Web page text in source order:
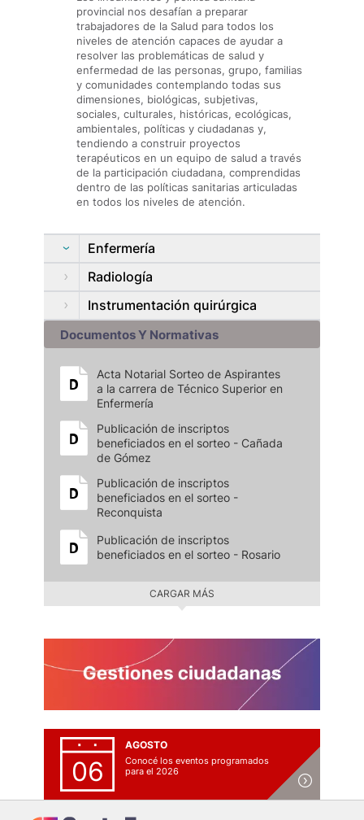
provincial nos desafían a preparar
trabajadores de la Salud para todos los
niveles de atención capaces de ayudar a
resolver las problemáticas de salud y
enfermedad de las personas, grupo, familias
y comunidades contemplando todas sus
dimensiones, biológicas, subjetivas,
sociales, culturales, históricas, ecológicas,
ambientales, políticas y ciudadanas y,
tendiendo a construir proyectos
terapéuticos en un equipo de salud a través
de la participación ciudadana, comprendidas
dentro de las políticas sanitarias articuladas
en todos los niveles de atención.
Enfermería
Radiología
Instrumentación quirúrgica
Documentos Y Normativas
Acta Notarial Sorteo de Aspirantes
a la carrera de Técnico Superior en
Enfermería
Publicación de inscriptos
beneficiados en el sorteo - Cañada
de Gómez
Publicación de inscriptos
beneficiados en el sorteo -
Reconquista
Publicación de inscriptos
beneficiados en el sorteo - Rosario
CARGAR MÁS
06
AGOSTO
Conocé los eventos programados
para el 2026